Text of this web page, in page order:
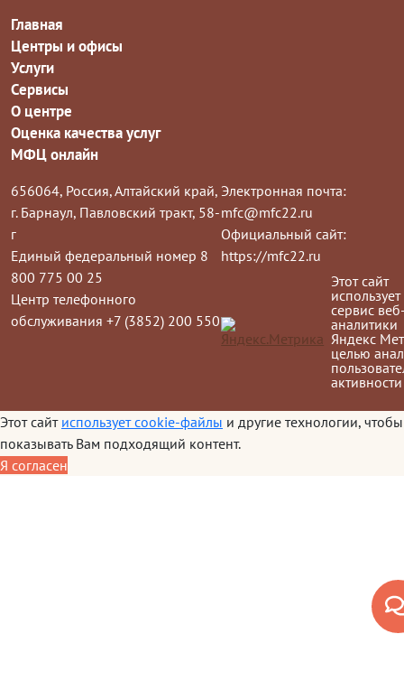
Главная
Центры и офисы
Услуги
Сервисы
О центре
Оценка качества услуг
МФЦ онлайн
656064, Россия, Алтайский край,
г. Барнаул, Павловский тракт, 58-
г
Единый федеральный номер 8
800 775 00 25
Центр телефонного
обслуживания +7 (3852) 200 550
Электронная почта:
mfc@mfc22.ru
Официальный сайт:
https://mfc22.ru
Этот сайт
использует
сервис
аналитики
Яндекс
целью
активности
Этот сайт использует cookie-файлы и другие технологии, чтобы
показывать Вам подходящий контент.
Я согласен